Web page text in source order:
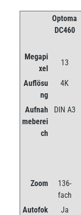
Optoma
DC460
Megapi
xel
13
Auflösu
ng
4K
Aufnah
meberei
ch
DIN A3
Zoom
136-
fach
Autofok
Ja